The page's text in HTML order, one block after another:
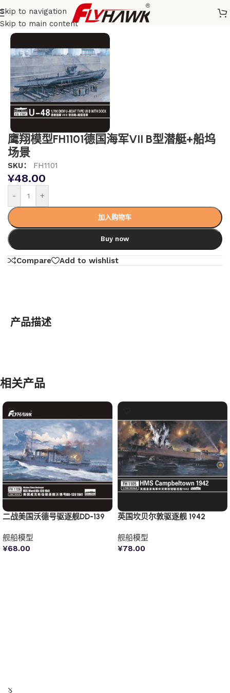
Skip to navigation
Skip to main content
首页/ 舰船模型
鹰翔模型FH1101德国海军VII B型潜艇+船坞
场景
SKU： FH1101
¥48.00
- +
加入购物车
Buy now
Compare Add to wishlist
产品描述
相关产品
二战美国沃德号驱逐舰DD-139
舰船模型
¥68.00
英国坎贝尔敦驱逐舰 1942
舰船模型
¥78.00